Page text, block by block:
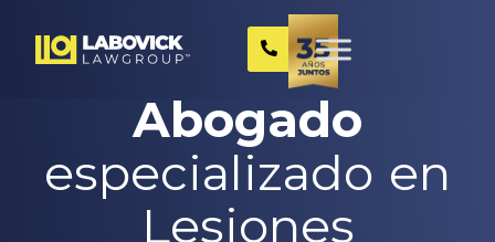
Abogado
especializado en
Lesiones